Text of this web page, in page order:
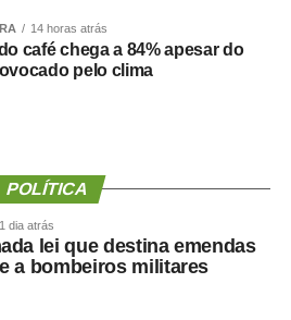
LinkedIn
Share
14 horas atrás
café chega a 84% apesar do
pelo clima
POLÍTICA
1 dia atrás
lei que destina emendas
a bombeiros militares